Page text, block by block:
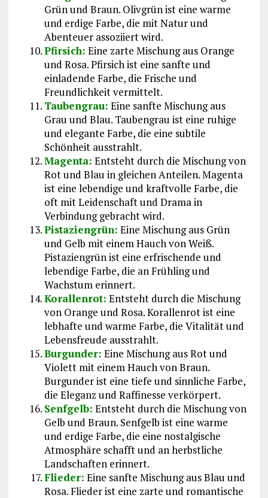
Grün und Braun. Olivgrün ist eine warme
und erdige Farbe, die mit Natur und
Abenteuer assoziiert wird.
Pfirsich: Eine zarte Mischung aus Orange
und Rosa. Pfirsich ist eine sanfte und
einladende Farbe, die Frische und
Freundlichkeit vermittelt.
Taubengrau: Eine sanfte Mischung aus
Grau und Blau. Taubengrau ist eine ruhige
und elegante Farbe, die eine subtile
Schönheit ausstrahlt.
Magenta: Entsteht durch die Mischung von
Rot und Blau in gleichen Anteilen. Magenta
ist eine lebendige und kraftvolle Farbe, die
oft mit Leidenschaft und Drama in
Verbindung gebracht wird.
Pistaziengrün: Eine Mischung aus Grün
und Gelb mit einem Hauch von Weiß.
Pistaziengrün ist eine erfrischende und
lebendige Farbe, die an Frühling und
Wachstum erinnert.
Korallenrot: Entsteht durch die Mischung
von Orange und Rosa. Korallenrot ist eine
lebhafte und warme Farbe, die Vitalität und
Lebensfreude ausstrahlt.
Burgunder: Eine Mischung aus Rot und
Violett mit einem Hauch von Braun.
Burgunder ist eine tiefe und sinnliche Farbe,
die Eleganz und Raffinesse verkörpert.
Senfgelb: Entsteht durch die Mischung von
Gelb und Braun. Senfgelb ist eine warme
und erdige Farbe, die eine nostalgische
Atmosphäre schafft und an herbstliche
Landschaften erinnert.
Flieder: Eine sanfte Mischung aus Blau und
Rosa. Flieder ist eine zarte und romantische